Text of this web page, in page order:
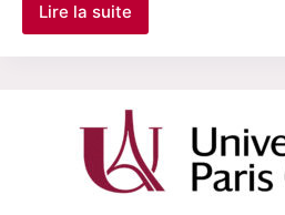
Lire la suite
Le
Soutenance
de
thèse
de
Daniela